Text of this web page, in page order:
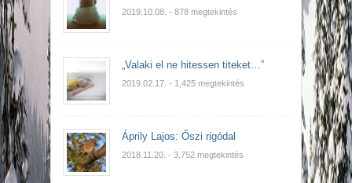
2019.10.08. - 878 megtekintés
„Valaki el ne hitessen titeket…”
2019.02.17. - 1,425 megtekintés
Áprily Lajos: Őszi rigódal
2018.11.20. - 3,752 megtekintés